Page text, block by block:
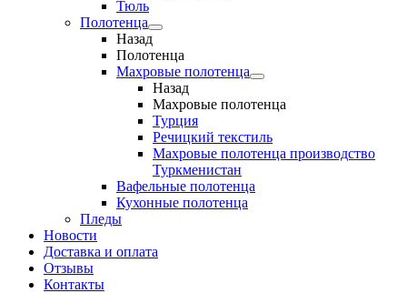
Тюль
Полотенца
Назад
Полотенца
Махровые полотенца
Назад
Махровые полотенца
Турция
Речицкий текстиль
Махровые полотенца производство
Туркменистан
Вафельные полотенца
Кухонные полотенца
Пледы
Новости
Доставка и оплата
Отзывы
Контакты